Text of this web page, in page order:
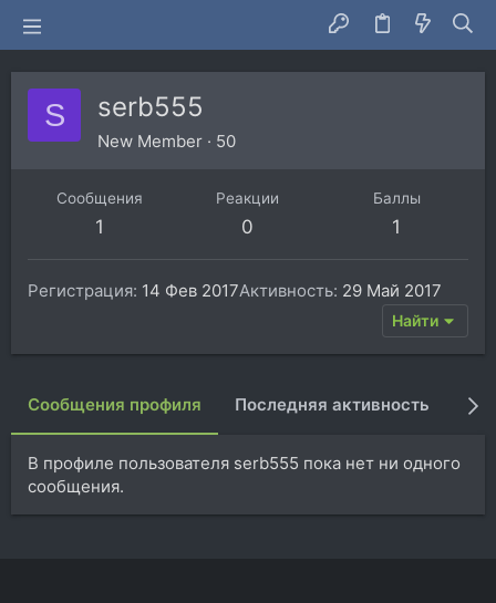
S serb555
New Member · 50
Сообщения
1
Реакции
0
Баллы
1
Регистрация 14 Фев 2017Активность 29 Май 2017
Найти
Сообщения профиля Последняя активность
В профиле пользователя serb555 пока нет ни одного
сообщения.